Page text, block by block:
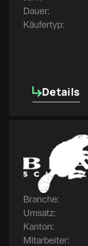
Dauer:
Käufertyp:
Details
Details
Branche:
Umsatz:
Kanton:
Mitarbeiter: